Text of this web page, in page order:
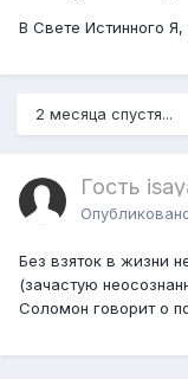
В Свете Истинного
2 месяца спустя...
Гость
Без взяток в жизни
(зачастую
Соломон говорит о